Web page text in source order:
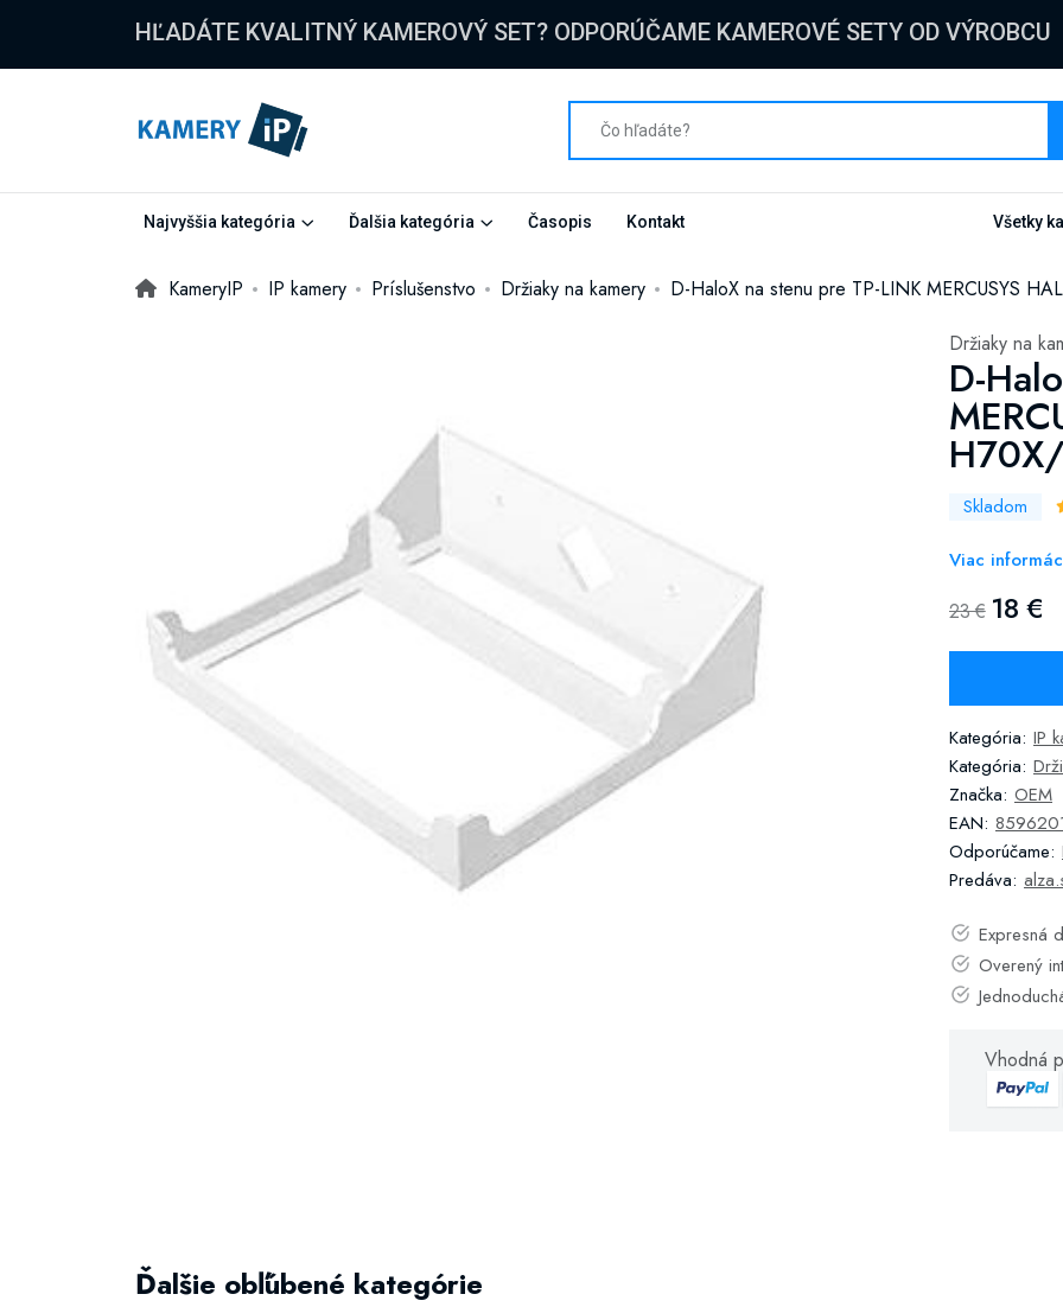
HĽADÁTE KVALITNÝ KAMEROVÝ SET? ODPORÚČAME KAMEROVÉ SETY OD VÝROBCU
Najvyššia kategória Ďalšia kategória Časopis Kontakt Všetky
KameryIP IP kamery Príslušenstvo Držiaky na kamery
D-HaloX na stenu pre TP-LINK MERCUSYS
Držiaky na
D-
Skladom
Viac
23 € 18 €
Kategória: IP
Kategória:
Značka: OEM
EAN:
Odporúčame:
Predáva:
Expresná
Overený
Vhodná
Ďalšie obľúbené kategórie